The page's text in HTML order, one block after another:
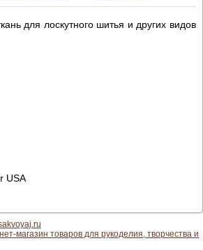
для лоскутного шитья и других видов
USA
магазин товаров для рукоделия, творчества и